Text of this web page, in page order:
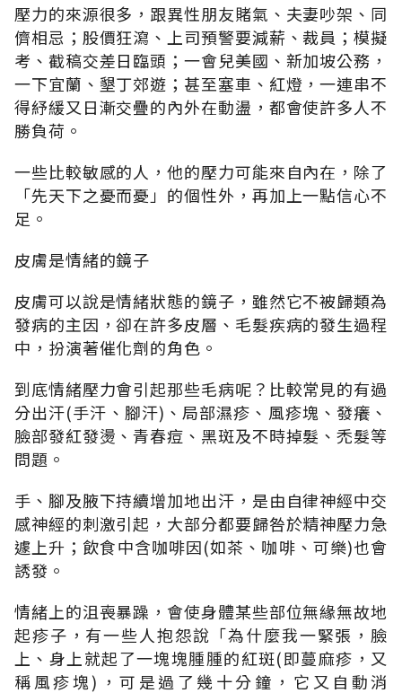
壓力的來源很多，跟異性朋友賭氣、夫妻吵架、同
儕相忌；股價狂瀉、上司預警要減薪、裁員；模擬
考、截稿交差日臨頭；一會兒美國、新加坡公務，
一下宜蘭、墾丁郊遊；甚至塞車、紅燈，一連串不
得紓緩又日漸交疊的內外在動盪，都會使許多人不
勝負荷。
一些比較敏感的人，他的壓力可能來自內在，除了
「先天下之憂而憂」的個性外，再加上一點信心不
足。
皮膚是情緒的鏡子
皮膚可以說是情緒狀態的鏡子，雖然它不被歸類為
發病的主因，卻在許多皮層、毛髮疾病的發生過程
中，扮演著催化劑的角色。
到底情緒壓力會引起那些毛病呢？比較常見的有過
分出汗(手汗、腳汗)、局部濕疹、風疹塊、發癢、
臉部發紅發燙、青春痘、黑斑及不時掉髮、禿髮等
問題。
手、腳及腋下持續增加地出汗，是由自律神經中交
感神經的刺激引起，大部分都要歸咎於精神壓力急
遽上升；飲食中含咖啡因(如茶、咖啡、可樂)也會
誘發。
情緒上的沮喪暴躁，會使身體某些部位無緣無故地
起疹子，有一些人抱怨說「為什麼我一緊張，臉
上、身上就起了一塊塊腫腫的紅斑(即蔓麻疹，又
稱風疹塊)，可是過了幾十分鐘，它又自動消